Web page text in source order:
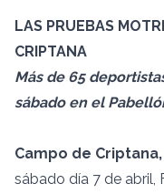
LAS PRUEBAS
CRIPTANA
Más de 65
sábado en el
Campo de
sábado día 7 de abril,